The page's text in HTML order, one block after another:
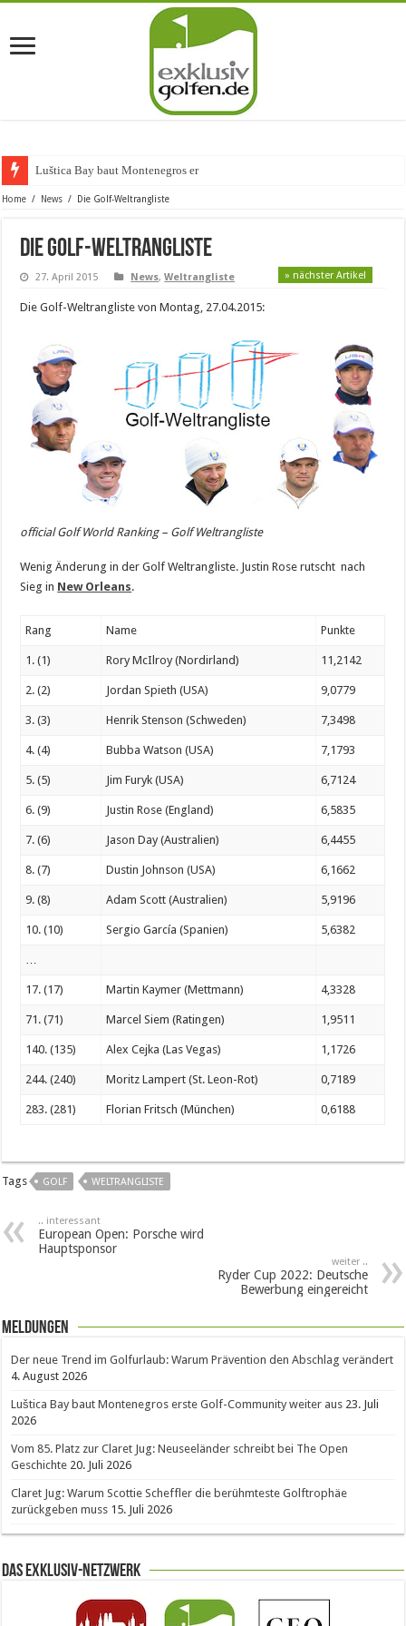
Luštica Bay baut Montenegros erste Go
Home / News / Die Golf-Weltrangliste
Die Golf-Weltrangliste
27. April 2015 News,Weltrangliste » nächster Artikel
Die Golf-Weltrangliste von Montag, 27.04.2015:
official Golf World Ranking – Golf Weltrangliste
Wenig Änderung in der Golf Weltrangliste. Justin Rose rutscht nach
Sieg in New Orleans.
Rang Name Punkte
1. (1) Rory McIlroy (Nordirland) 11,2142
2. (2) Jordan Spieth (USA) 9,0779
3. (3) Henrik Stenson (Schweden) 7,3498
4. (4) Bubba Watson (USA) 7,1793
5. (5) Jim Furyk (USA) 6,7124
6. (9) Justin Rose (England) 6,5835
7. (6) Jason Day (Australien) 6,4455
8. (7) Dustin Johnson (USA) 6,1662
9. (8) Adam Scott (Australien) 5,9196
10. (10) Sergio García (Spanien) 5,6382
…
17. (17) Martin Kaymer (Mettmann) 4,3328
71. (71) Marcel Siem (Ratingen) 1,9511
140. (135) Alex Cejka (Las Vegas) 1,1726
244. (240) Moritz Lampert (St. Leon-Rot) 0,7189
283. (281) Florian Fritsch (München) 0,6188
Tags GOLF WELTRANGLISTE
.. interessant
European Open: Porsche wird
Hauptsponsor
weiter ..
Ryder Cup 2022: Deutsche
Bewerbung eingereicht
Meldungen
Der neue Trend im Golfurlaub: Warum Prävention den Abschlag verändert
4. August 2026
Luštica Bay baut Montenegros erste Golf-Community weiter aus 23. Juli
2026
Vom 85. Platz zur Claret Jug: Neuseeländer schreibt bei The Open
Geschichte 20. Juli 2026
Claret Jug: Warum Scottie Scheffler die berühmteste Golftrophäe
zurückgeben muss 15. Juli 2026
Das Exklusiv-Netzwerk